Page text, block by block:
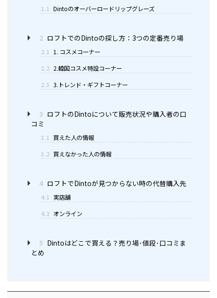
1.1 Dintoのオーバーロードリップグレーズ
2 ロフトでのDintoの探し方：3つの定番売り場
2.1 1. コスメコーナー
2.2 2.韓国コスメ特設コーナー
2.3 3.トレンド・ギフトコーナー
3 ロフトのDintoについて販売状況や購入者の口
コミ
3.1 買えた人の情報
3.2 買えなかった人の情報
4 ロフトでDintoが見つからない時の代替購入先
4.1 実店舗
4.2 オンライン
5 Dintoはどこで買える？売り場･値段･口コミま
とめ